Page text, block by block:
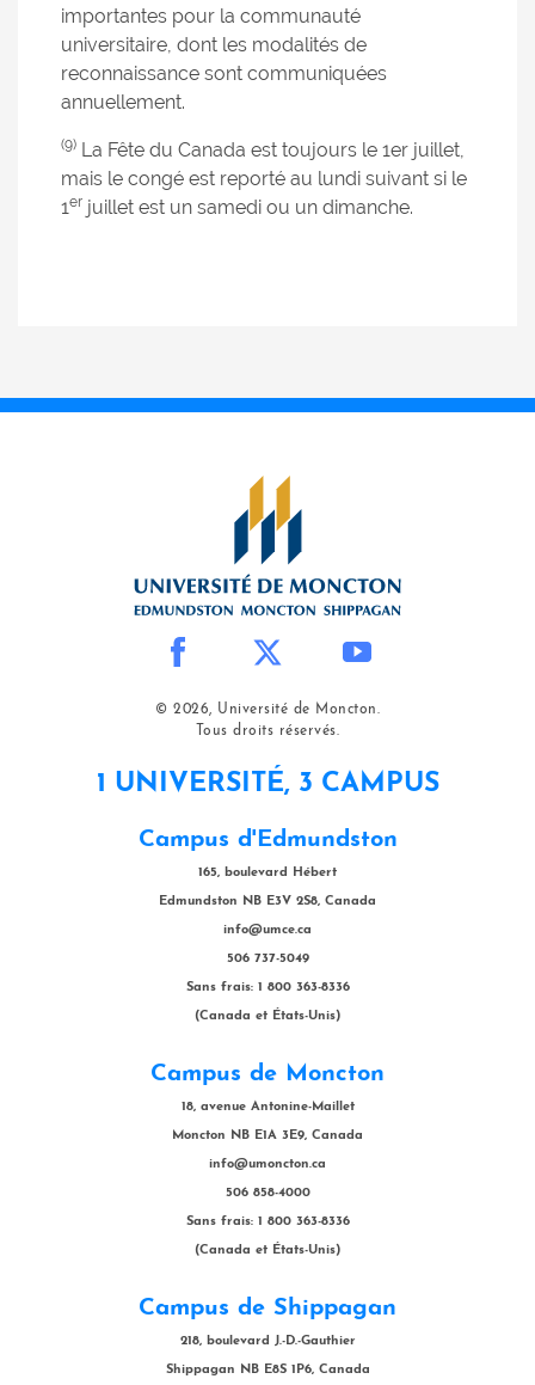
importantes pour la communauté
universitaire, dont les modalités de
reconnaissance sont communiquées
annuellement.
(9) La Fête du Canada est toujours le 1er juillet,
mais le congé est reporté au lundi suivant si le
1er juillet est un samedi ou un dimanche.
© 2026, Université de Moncton.
Tous droits réservés.
1 UNIVERSITÉ, 3 CAMPUS
Campus d'Edmundston
165, boulevard Hébert
Edmundston NB E3V 2S8, Canada
info@umce.ca
506 737-5049
Sans frais: 1 800 363-8336
(Canada et États-Unis)
Campus de Moncton
18, avenue Antonine-Maillet
Moncton NB E1A 3E9, Canada
info@umoncton.ca
506 858-4000
Sans frais: 1 800 363-8336
(Canada et États-Unis)
Campus de Shippagan
218, boulevard J.-D.-Gauthier
Shippagan NB E8S 1P6, Canada